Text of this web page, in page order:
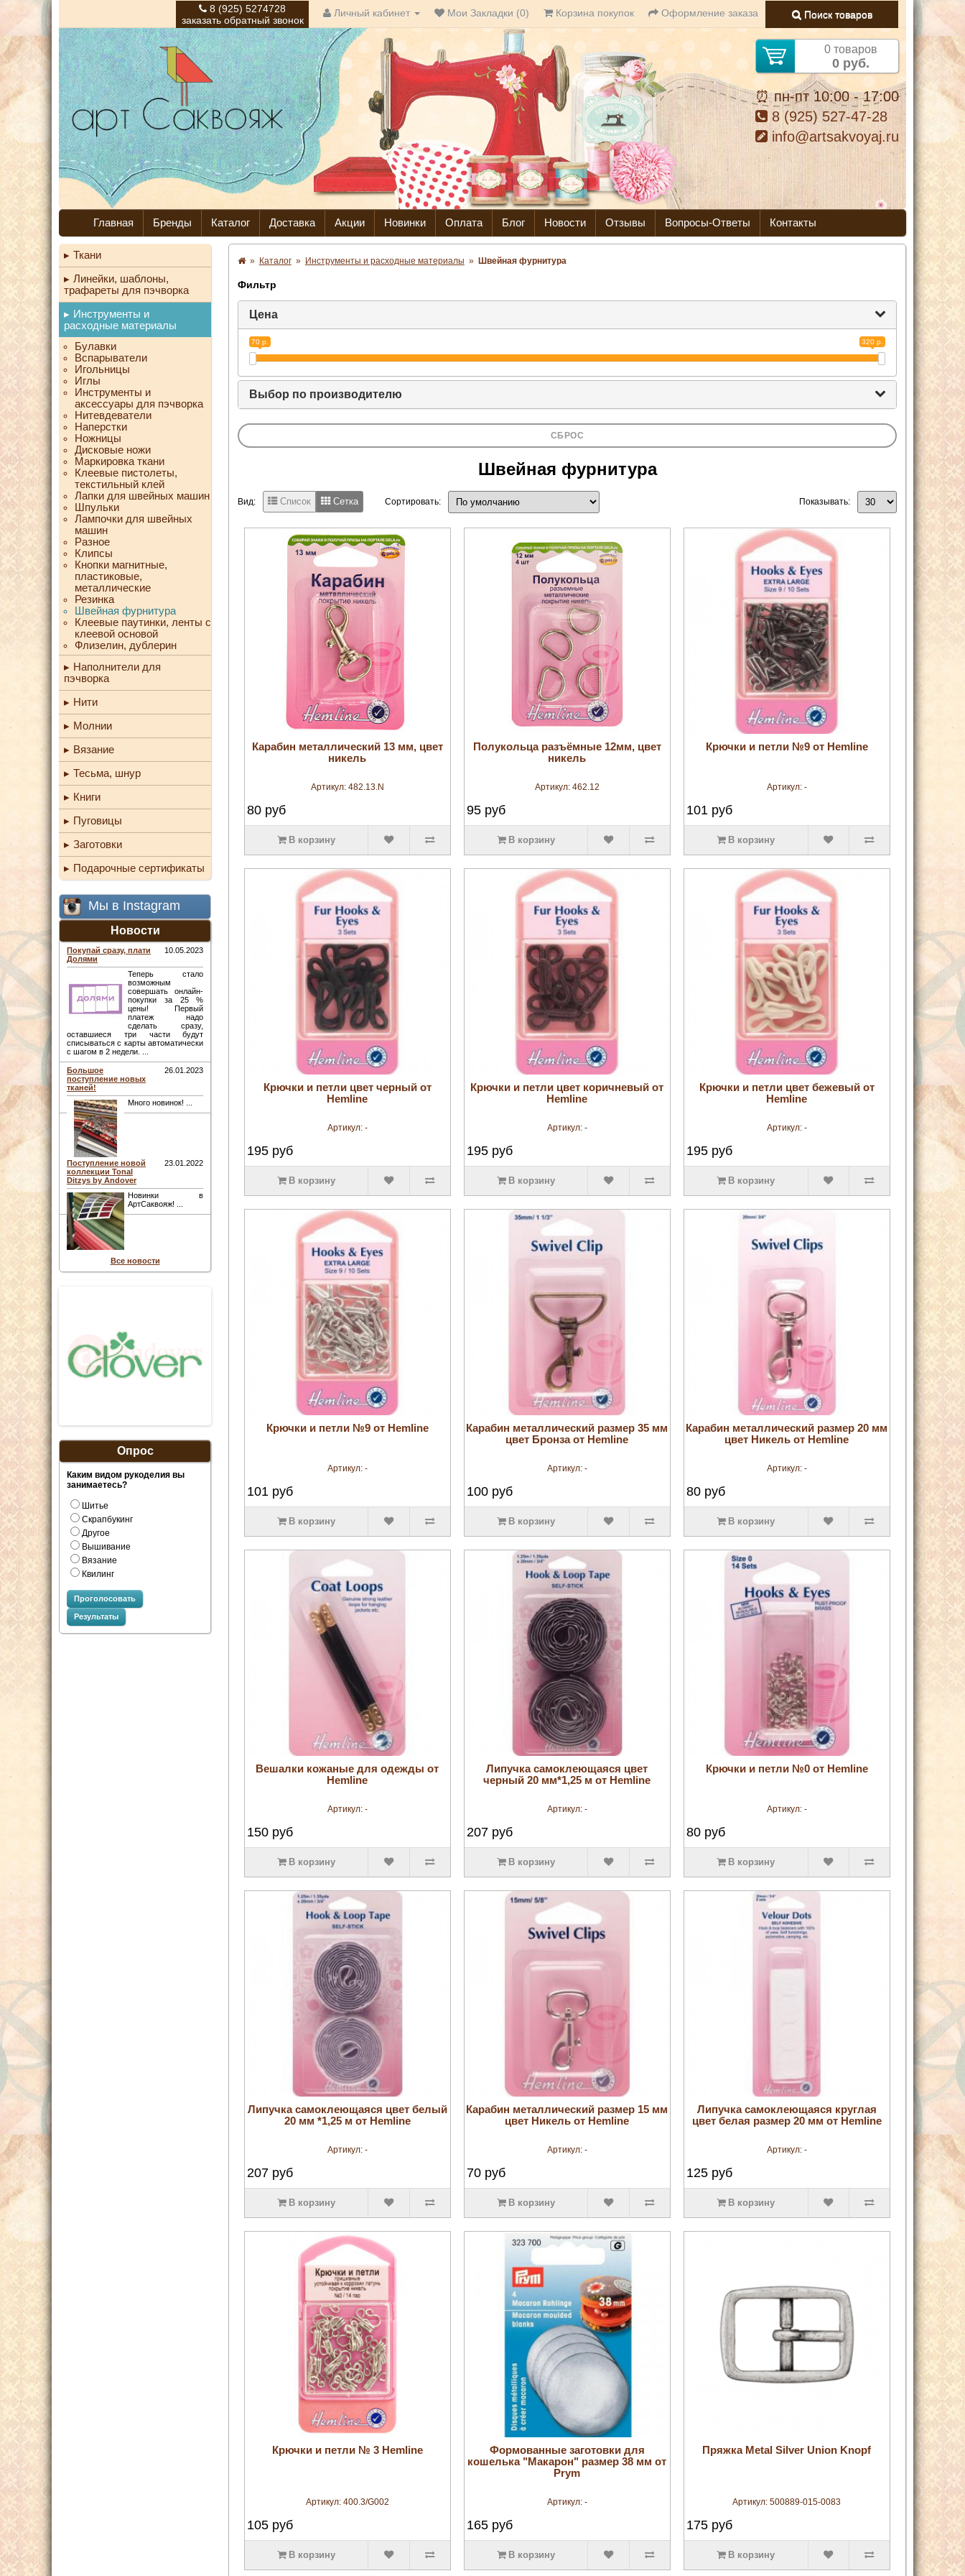
8 (925) 5274728
заказать обратный звонок
Личный кабинет Мои Закладки (0) Корзина покупок Оформление заказа Поиск товаров
0 товаров
0 руб.
⏰ пн-пт 10:00 - 17:00
8 (925) 527-47-28
info@artsakvoyaj.ru
Главная Бренды Каталог Доставка Акции Новинки Оплата Блог Новости Отзывы Вопросы-Ответы Контакты
Ткани
Линейки, шаблоны,
трафареты для пэчворка
Инструменты и
расходные материалы
Булавки
Вспарыватели
Игольницы
Иглы
Инструменты и
аксессуары для пэчворка
Нитевдеватели
Наперстки
Ножницы
Дисковые ножи
Маркировка ткани
Клеевые пистолеты,
текстильный клей
Лапки для швейных машин
Шпульки
Лампочки для швейных
машин
Разное
Клипсы
Кнопки магнитные,
пластиковые,
металлические
Резинка
Швейная фурнитура
Клеевые паутинки, ленты с
клеевой основой
Флизелин, дублерин
Наполнители для
пэчворка
Нити
Молнии
Вязание
Тесьма, шнур
Книги
Пуговицы
Заготовки
Подарочные сертификаты
Мы в Instagram
Новости
Покупай сразу, плати
Долями
10.05.2023
Теперь стало
возможным
совершать онлайн-
покупки за 25 %
цены! Первый
платеж надо
сделать сразу,
оставшиеся три части будут
списываться с карты автоматически
с шагом в 2 недели. ...
Большое
поступление новых
тканей!
26.01.2023
Много новинок! ...
Поступление новой
коллекции Tonal
Ditzys by Andover
23.01.2022
Новинки в
АртСаквояж! ...
Все новости
Опрос
Каким видом рукоделия вы
занимаетесь?
Шитье
Скрапбукинг
Другое
Вышивание
Вязание
Квилинг
Проголосовать
Результаты
» Каталог » Инструменты и расходные материалы » Швейная фурнитура
Фильтр
Цена
70 р. 320 р.
Выбор по производителю
СБРОС
Швейная фурнитура
Вид: Список Сетка Сортировать: Показывать:
увеличить
Карабин металлический 13 мм, цвет
никель
Артикул: 482.13.N
80руб
В корзину
увеличить
Полукольца разъёмные 12мм, цвет
никель
Артикул: 462.12
95 руб
В корзину
увеличить
Крючки и петли №9 от Hemline
Артикул: -
101 руб
В корзину
увеличить
Крючки и петли цвет черный от
Hemline
Артикул: -
195руб
В корзину
увеличить
Крючки и петли цвет коричневый от
Hemline
Артикул: -
195 руб
В корзину
увеличить
Крючки и петли цвет бежевый от
Hemline
Артикул: -
195 руб
В корзину
увеличить
Крючки и петли №9 от Hemline
Артикул: -
101 руб
В корзину
увеличить
Карабин металлический размер 35 мм
цвет Бронза от Hemline
Артикул: -
100 руб
В корзину
увеличить
Карабин металлический размер 20 мм
цвет Никель от Hemline
Артикул: -
80 руб
В корзину
увеличить
Вешалки кожаные для одежды от
Hemline
Артикул: -
150руб
В корзину
увеличить
Липучка самоклеющаяся цвет
черный 20 мм*1,25 м от Hemline
Артикул: -
207 руб
В корзину
увеличить
Крючки и петли №0 от Hemline
Артикул: -
80 руб
В корзину
увеличить
Липучка самоклеющаяся цвет белый
20 мм *1,25 м от Hemline
Артикул: -
207руб
В корзину
увеличить
Карабин металлический размер 15 мм
цвет Никель от Hemline
Артикул: -
70 руб
В корзину
увеличить
Липучка самоклеющаяся круглая
цвет белая размер 20 мм от Hemline
Артикул: -
125 руб
В корзину
увеличить
Крючки и петли № 3 Hemline
Артикул: 400.3/G002
105руб
В корзину
увеличить
Формованные заготовки для
кошелька "Макарон" размер 38 мм от
Prym
Артикул: -
165 руб
В корзину
увеличить
Пряжка Metal Silver Union Knopf
Артикул:500889-015-0083
175 руб
В корзину